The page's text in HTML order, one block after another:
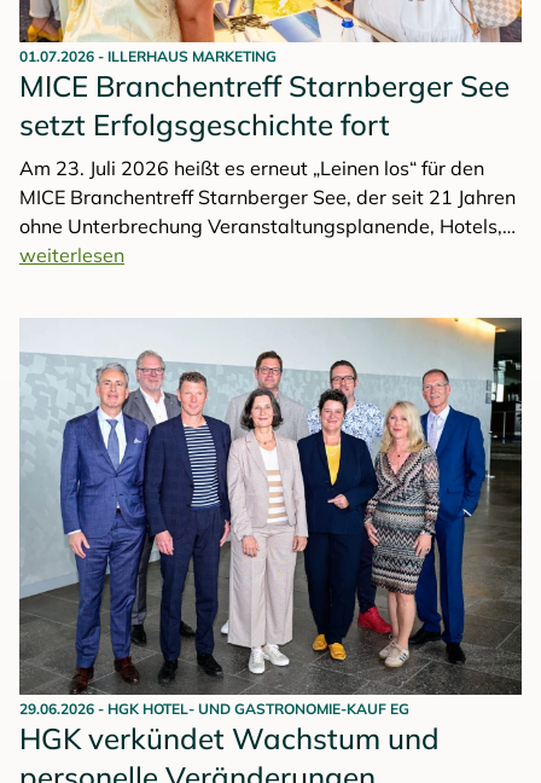
01.07.2026 - ILLERHAUS MARKETING
MICE Branchentreff Starnberger See
setzt Erfolgsgeschichte fort
Am 23. Juli 2026 heißt es erneut „Leinen los“ für den
MICE Branchentreff Starnberger See, der seit 21 Jahren
ohne Unterbrechung Veranstaltungsplanende, Hotels,
Locations und Destinationen zusammenbringt. Das
kontinuierlich stattfindenden MICE-
Netzwerkveranstaltungen im deutschsprachigen Raum.
weiterlesen
29.06.2026 - HGK HOTEL- UND GASTRONOMIE-KAUF EG
HGK verkündet Wachstum und